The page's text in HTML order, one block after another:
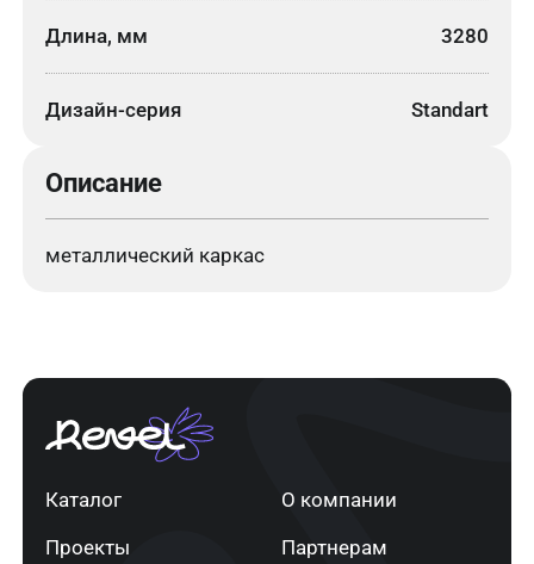
Длина, мм 3280
Дизайн-серия Standart
Описание
металлический каркас
Каталог
О компании
Проекты
Партнерам